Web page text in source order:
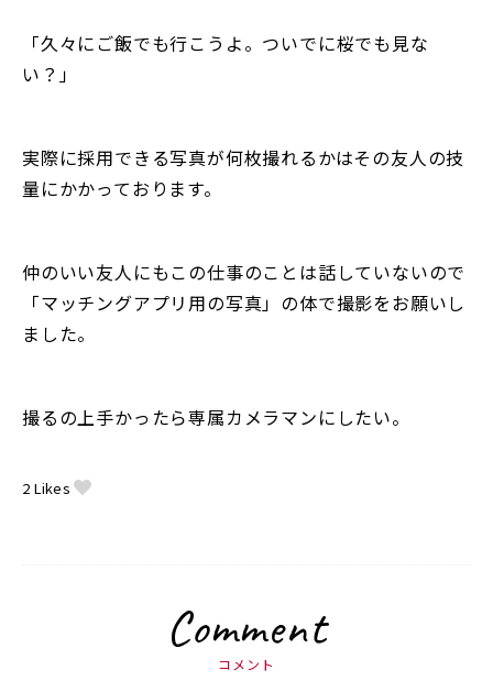
「久々にご飯でも行こうよ。ついでに桜でも見な
い？」
実際に採用できる写真が何枚撮れるかはその友人の技
量にかかっております。
仲のいい友人にもこの仕事のことは話していないので
「マッチングアプリ用の写真」の体で撮影をお願いし
ました。
撮るの上手かったら専属カメラマンにしたい。
2 Likes
Comment
コメント